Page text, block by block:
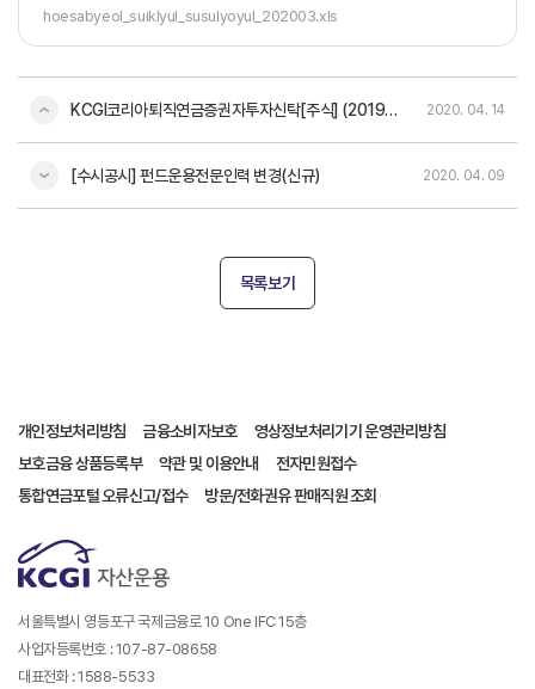
hoesabyeol_suiklyul_susulyoyul_202003.xls
KCGI코리아퇴직연금증권자투자신탁[주식] (2019년 11월 21일 - 2020년 02월 20일) 자산운용보고서 2020. 04. 14
[수시공시] 펀드운용전문인력 변경(신규) 2020. 04. 09
목록보기
개인정보처리방침 금융소비자보호
영상정보처리기기 운영관리방침
보호금융 상품등록부
약관 및 이용안내
전자민원접수
통합연금포털 오류신고/접수
방문/전화권유 판매직원 조회
서울특별시 영등포구 국제금융로 10 One IFC 15층
사업자등록번호 : 107-87-08658
대표전화 : 1588-5533